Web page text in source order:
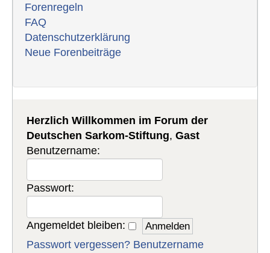
Forenregeln
FAQ
Datenschutzerklärung
Neue Forenbeiträge
Herzlich Willkommen im Forum der
Deutschen Sarkom-Stiftung,Gast
Benutzername:
Passwort:
Angemeldet bleiben:
Passwort vergessen? Benutzername